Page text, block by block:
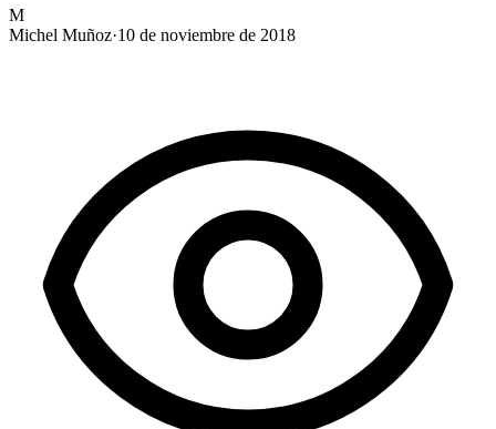
M
Michel Muñoz·10 de noviembre de 2018